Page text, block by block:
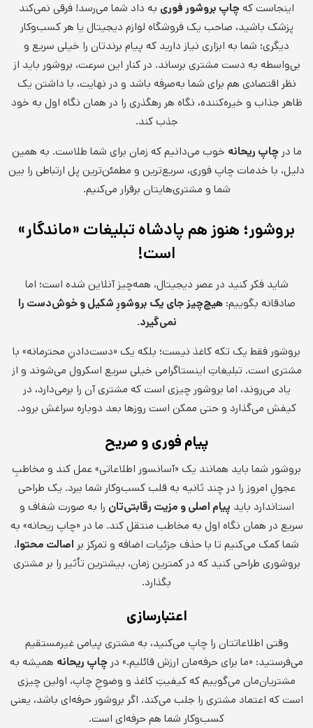
اینجاست کهچاپ بروشور فوری به داد شما می‌رسد! فرقی نمی‌کند
پزشک باشید، صاحب یک فروشگاه لوازم دیجیتال یا هر کسب‌وکار
دیگری؛ شما به ابزاری نیاز دارید که پیام برندتان را خیلی سریع و
بی‌واسطه به دست مشتری برساند. در کنار این سرعت، بروشور باید از
نظر اقتصادی هم برای شما به‌صرفه باشد و در نهایت، با داشتن یک
ظاهر جذاب و خیره‌کننده، نگاه هر رهگذری را در همان نگاه اول به خود
جذب کند.
ما درچاپ ریحانه خوب می‌دانیم که زمان برای شما طلاست. به همین
دلیل، با خدمات چاپ فوری، سریع‌ترین و مطمئن‌ترین پل ارتباطی را بین
شما و مشتری‌هایتان برقرار می‌کنیم.
بروشور؛ هنوز هم پادشاه تبلیغات «ماندگار»
است!
شاید فکر کنید در عصر دیجیتال، همه‌چیز آنلاین شده است؛ اما
صادقانه بگوییم:هیچ‌چیز جای یک بروشورِ شکیل و خوش‌دست را
نمی‌گیرد.
بروشور فقط یک تکه کاغذ نیست؛ بلکه یک «دست‌دادنِ محترمانه» با
مشتری است. تبلیغاتِ اینستاگرامی خیلی سریع اسکرول می‌شوند و از
یاد می‌روند، اما بروشور چیزی است که مشتری آن را برمی‌دارد، در
کیفش می‌گذارد و حتی ممکن است روزها بعد دوباره سراغش برود.
پیام فوری و صریح
بروشور شما باید همانند یک «آسانسور اطلاعاتی» عمل کند و مخاطبِ
عجولِ امروز را در چند ثانیه به قلب کسب‌وکار شما ببرد. یک طراحی
استاندارد باید پیام اصلی و مزیت رقابتی‌تان را به صورت شفاف و
سریع در همان نگاه اول به مخاطب منتقل کند. ما در «چاپ ریحانه» به
شما کمک می‌کنیم تا با حذف جزئیات اضافه و تمرکز بر اصالت محتوا،
بروشوری طراحی کنید که در کمترین زمان، بیشترین تأثیر را بر مشتری
بگذارد.
اعتبارسازی
وقتی اطلاعاتتان را چاپ می‌کنید، به مشتری پیامی غیرمستقیم
می‌فرستید: «ما برای حرفه‌مان ارزش قائلیم.» در چاپ ریحانه همیشه به
مشتریان‌مان می‌گوییم که کیفیتِ کاغذ و وضوحِ چاپ، اولین چیزی
است که اعتماد مشتری را جلب می‌کند. اگر بروشور حرفه‌ای باشد، یعنی
کسب‌وکار شما هم حرفه‌ای است.